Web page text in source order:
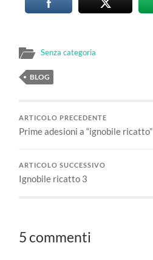
Senza categoria
BLOG
ARTICOLO PRECEDENTE
Prime adesioni a “ignobile ricatto”
ARTICOLO SUCCESSIVO
Ignobile ricatto 3
5 commenti